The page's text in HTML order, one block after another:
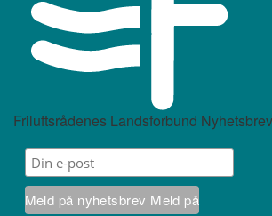
Friluftsrådenes Landsforbund Nyhetsbrev
Meld på nyhetsbrev Meld på